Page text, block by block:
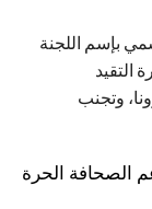
بإسم اللجنة
التقيد
وتجنب
الصحافة الحرة